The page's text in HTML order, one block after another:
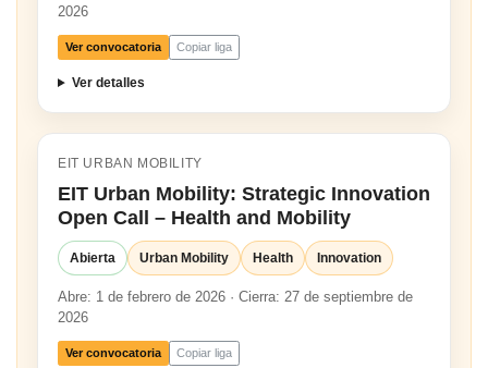
2026
Ver convocatoria Copiar liga
Ver detalles
EIT URBAN MOBILITY
EIT Urban Mobility: Strategic Innovation
Open Call – Health and Mobility
Abierta Urban Mobility Health Innovation
Abre: 1 de febrero de 2026 · Cierra: 27 de septiembre de
2026
Ver convocatoria Copiar liga